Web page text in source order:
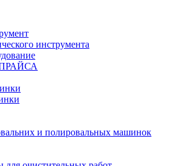
инструмента
и полировальных машинок